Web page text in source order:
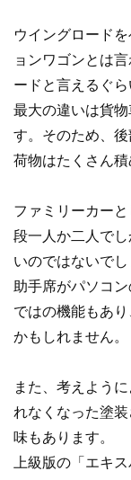
ウイングロード
ョンワゴンとは
ードと言えるぐら
最大の違いは貨
す。そのため、
荷物はたくさん積
ファミリーカー
段一人か二人で
いのではないでし
助手席がパソコ
ではの機能もあ
かもしれません。
また、考えよう
れなくなった塗
味もあります。
上級版の「エキ